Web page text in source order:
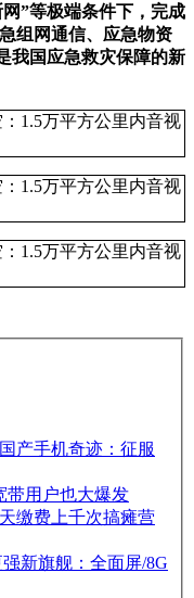
”等极端条件下，完成
组网通信、应急物资
我国应急救灾保障的新
产手机奇迹：征服
带用户也大爆发
缴费上千次搞瘫营
新旗舰：全面屏/8G